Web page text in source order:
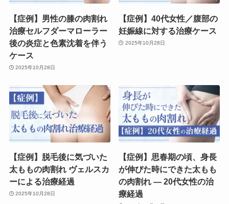
【症例】男性の膝の肉割れ
治療セルフダーマローラー
後の炎症と色素沈着を伴う
ケース
2025年10月28日
【症例】40代女性／腹部の
妊娠線に対する治療ケース
2025年10月28日
【症例】脱毛後に気づいた
太ももの肉割れ ヴェルスカ
ーによる治療経過
2025年10月28日
【症例】思春期の頃、身長
が伸びた時にできた太もも
の肉割れ ― 20代女性の治
療経過